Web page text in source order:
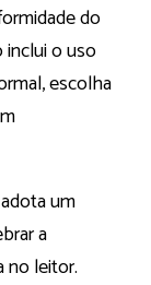
do
o uso
escolha
um
a
no leitor.